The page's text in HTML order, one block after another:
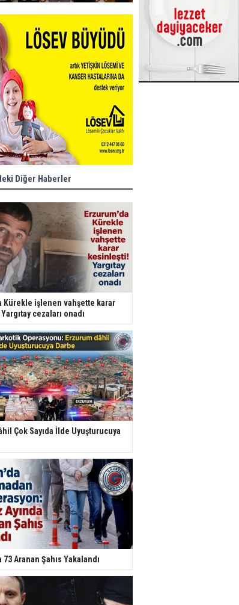
Diğer Haberler
Kürekle işlenen vahşette karar
cezaları onadı
Çok Sayıda İlde Uyuşturucuya
73 Aranan Şahıs Yakalandı